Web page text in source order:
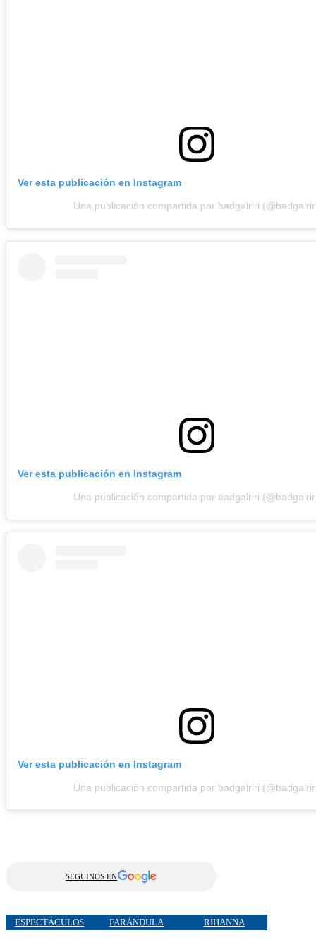
Ver esta publicación en Instagram
Una publicación compartida por badgalriri
Ver esta publicación en Instagram
Una publicación compartida por badgalriri
Ver esta publicación en Instagram
Una publicación compartida por badgalriri
SEGUINOS EN
ESPECTÁCULOS FARÁNDULA RIHANNA